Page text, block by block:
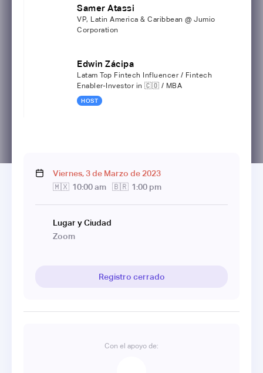
Samer Atassi
VP, Latin America & Caribbean @ Jumio
Corporation
Edwin Zácipa
Latam Top Fintech Influencer / Fintech
Enabler-Investor in 🇨🇴 / MBA
HOST
Viernes,3de Marzo de 2023
🇲🇽 10:00 am 🇧🇷 1:00 pm
Lugar y Ciudad
Zoom
Registro cerrado
Con el apoyo de: